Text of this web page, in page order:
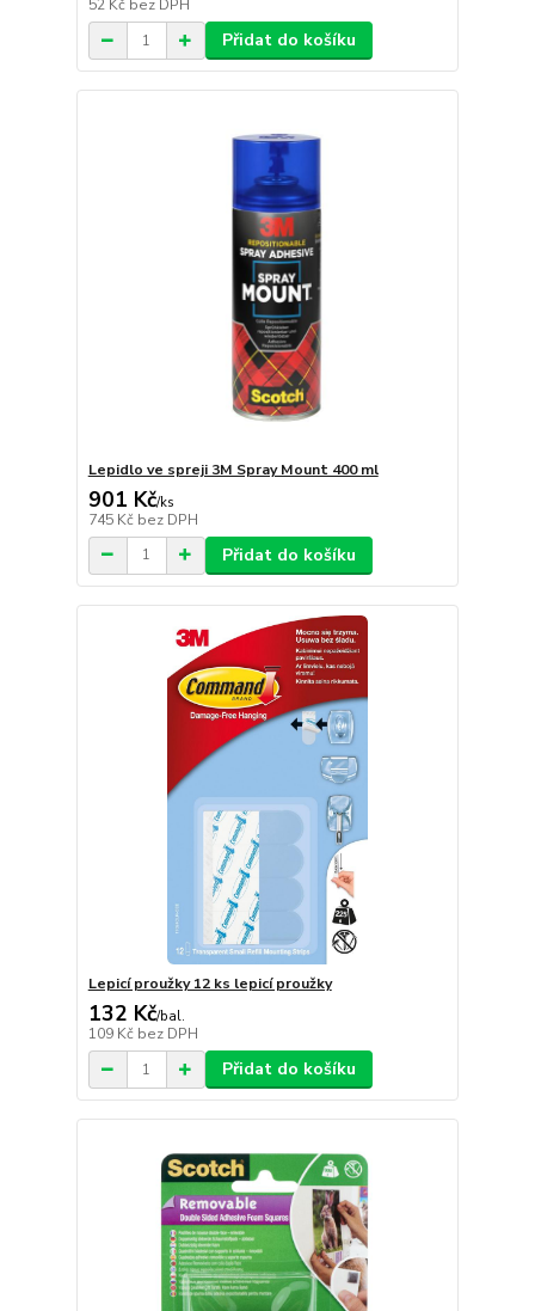
52 Kč bez DPH
Přidat do košíku
Lepidlo ve spreji 3M Spray Mount 400 ml
901 Kč/ks
745 Kč bez DPH
Přidat do košíku
Lepicí proužky 12 ks lepicí proužky
132 Kč/bal.
109 Kč bez DPH
Přidat do košíku